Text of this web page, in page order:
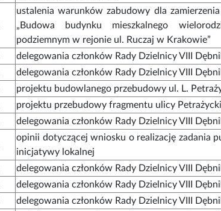
ustalenia warunków zabudowy dla
„Budowa budynku mieszkalnego
podziemnym w rejonie ul. Ruczaj w Krakowie”
delegowania członków Rady Dzielnicy VIII
delegowania członków Rady Dzielnicy VIII
projektu budowlanego przebudowy ul. L.
projektu przebudowy fragmentu ulicy
delegowania członków Rady Dzielnicy VIII
opinii dotyczącej wniosku o realizację zadania
inicjatywy lokalnej
delegowania członków Rady Dzielnicy VIII
delegowania członków Rady Dzielnicy VIII
delegowania członków Rady Dzielnicy VIII